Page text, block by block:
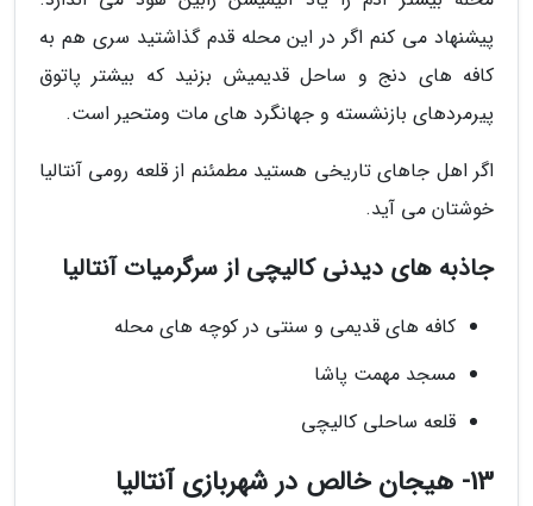
پیشنهاد می کنم اگر در این محله قدم گذاشتید سری هم به
کافه های دنج و ساحل قدیمیش بزنید که بیشتر پاتوق
پیرمردهای بازنشسته و جهانگرد های مات ومتحیر است.
اگر اهل جاهای تاریخی هستید مطمئنم از قلعه رومی آنتالیا
خوشتان می آید.
جاذبه های دیدنی کالیچی از سرگرمیات آنتالیا
کافه های قدیمی و سنتی در کوچه های محله
مسجد مهمت پاشا
قلعه ساحلی کالیچی
13- هیجان خالص در شهربازی آنتالیا